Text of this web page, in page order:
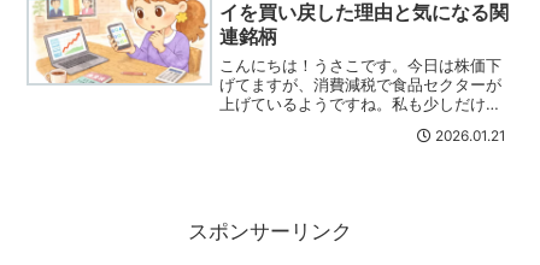
イを買い戻した理由と気になる関
連銘柄
こんにちは！うさこです。今日は株価下
げてますが、消費減税で食品セクターが
上げているようですね。私も少しだけ持
ツ集めていたニッスイが上昇私は最近ニ
2026.01.21
スポンサーリンク